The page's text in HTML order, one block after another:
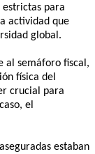
estrictas para
actividad que
global.
al semáforo fiscal,
física del
crucial para
el
estaban